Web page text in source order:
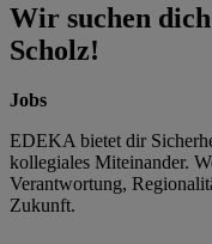
Wir suchen
Scholz!
Jobs
EDEKA bietet dir
kollegiales Miteinander.
Verantwortung,
Zukunft.